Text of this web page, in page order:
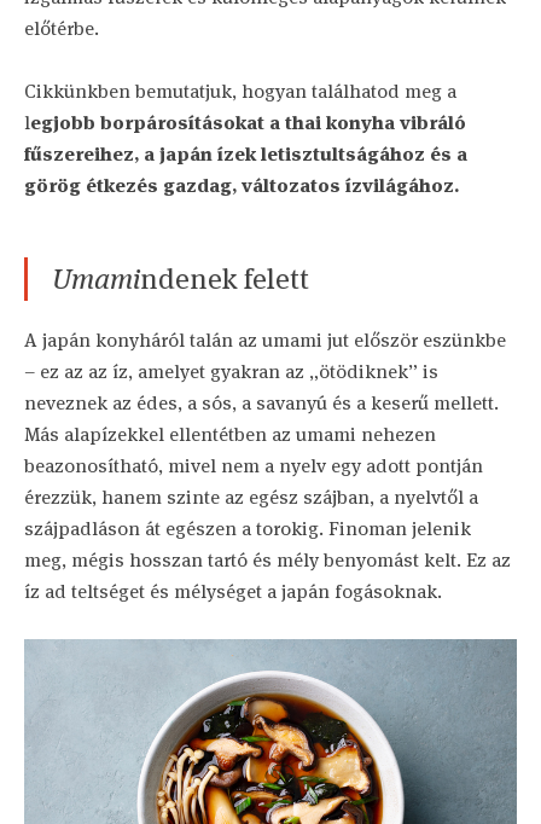
előtérbe.
Cikkünkben bemutatjuk, hogyan találhatod meg a
legjobb borpárosításokat a thai konyha vibráló
fűszereihez, a japán ízek letisztultságához és a
görög étkezés gazdag, változatos ízvilágához.
Umamindenek felett
A japán konyháról talán az umami jut először eszünkbe
– ez az az íz, amelyet gyakran az „ötödiknek” is
neveznek az édes, a sós, a savanyú és a keserű mellett.
Más alapízekkel ellentétben az umami nehezen
beazonosítható, mivel nem a nyelv egy adott pontján
érezzük, hanem szinte az egész szájban, a nyelvtől a
szájpadláson át egészen a torokig. Finoman jelenik
meg, mégis hosszan tartó és mély benyomást kelt. Ez az
íz ad teltséget és mélységet a japán fogásoknak.